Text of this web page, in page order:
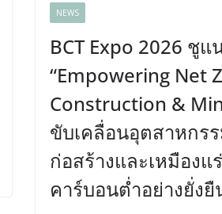
NEWS
BCT Expo 2026 ชูแ
“Empowering Net
Construction &
ขับเคลื่อนอุตสาหกร
ก่อสร้างและเหมืองแ
คาร์บอนต่ำอย่างยั่งยื